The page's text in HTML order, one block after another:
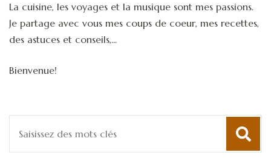
La cuisine, les voyages et la musique sont mes passions.
Je partage avec vous mes coups de coeur, mes recettes,
des astuces et conseils,...
Bienvenue!
pour
: